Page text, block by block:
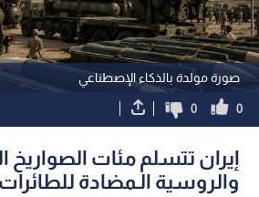
صورة مولدة بالذكاء الإصطناعي
0
0
إيران تتسلم مئات الصواريخ
والروسية الـمضادة للطائرات